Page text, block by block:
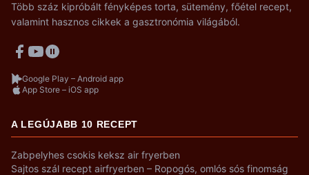
Több száz kipróbált fényképes torta, sütemény, főétel recept,
valamint hasznos cikkek a gasztronómia világából.
Google Play – Android app
App Store – iOS app
A LEGÚJABB 10 RECEPT
Zabpelyhes csokis keksz air fryerben
Sajtos szál recept airfryerben – Ropogós, omlós sós finomság